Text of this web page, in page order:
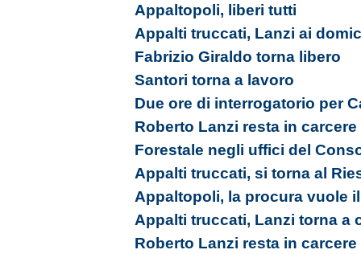
Appaltopoli, liberi tutti
Appalti truccati, Lanzi ai
Fabrizio Giraldo torna libero
Santori torna a lavoro
Due ore di interrogatorio per
Roberto Lanzi resta in carcere
Forestale negli uffici del
Appalti truccati, si torna al
Appaltopoli, la procura vuole
Appalti truccati, Lanzi torna a
Roberto Lanzi resta in carcere